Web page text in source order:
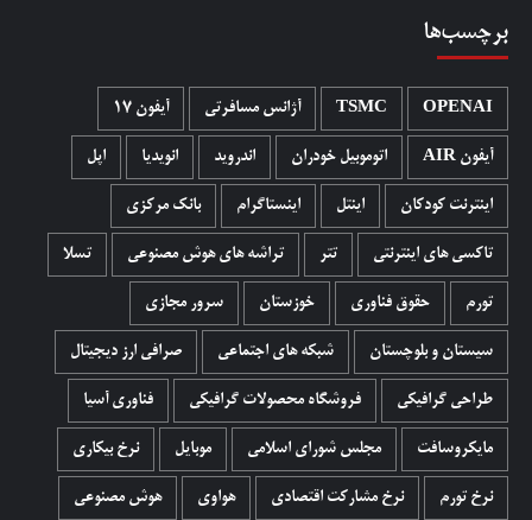
برچسب‌ها
OPENAI
TSMC آژانس مسافرتی آیفون 17
آیفون AIR اتوموبیل خودران اندروید انویدیا اپل
اینترنت کودکان اینتل اینستاگرام بانک مرکزی
تاکسی های اینترنتی تتر تراشه های هوش مصنوعی تسلا
تورم حقوق فناوری خوزستان سرور مجازی
سیستان و بلوچستان شبکه های اجتماعی صرافی ارز دیجیتال
طراحی گرافیکی فروشگاه محصولات گرافيکی فناوری آسیا
مایکروسافت مجلس شورای اسلامی موبایل نرخ بیکاری
نرخ تورم نرخ مشارکت اقتصادی هواوی هوش مصنوعی